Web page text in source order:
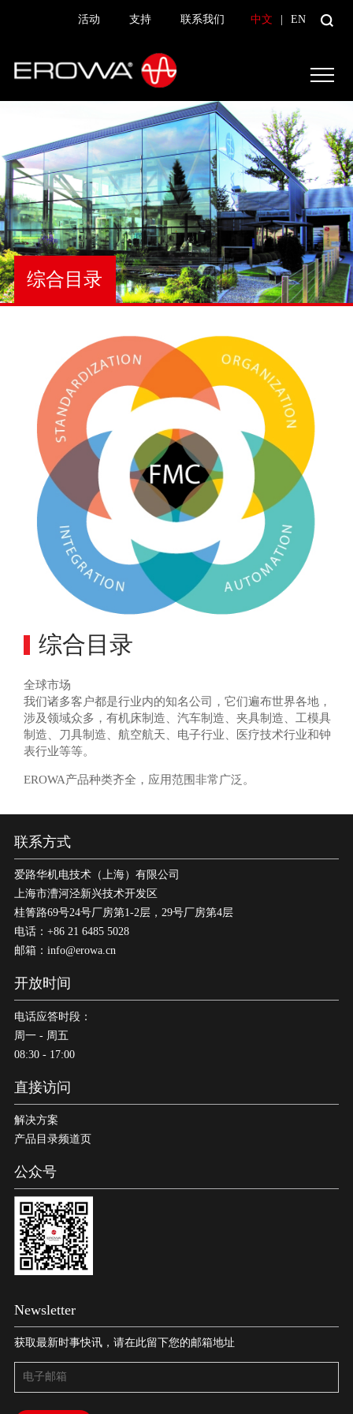
活动 支持 联系我们 中文 EN
综合目录
综合目录
全球市场
我们诸多客户都是行业内的知名公司，它们遍布世界各地，
涉及领域众多，有机床制造、汽车制造、夹具制造、工模具
制造、刀具制造、航空航天、电子行业、医疗技术行业和钟
表行业等等。
EROWA产品种类齐全，应用范围非常广泛。
联系方式
爱路华机电技术（上海）有限公司
上海市漕河泾新兴技术开发区
桂箐路69号24号厂房第1-2层，29号厂房第4层
电话：+86 21 6485 5028
邮箱：info@erowa.cn
开放时间
电话应答时段：
周一 - 周五
08:30 - 17:00
直接访问
解决方案
产品目录频道页
公众号
Newsletter
获取最新时事快讯，请在此留下您的邮箱地址